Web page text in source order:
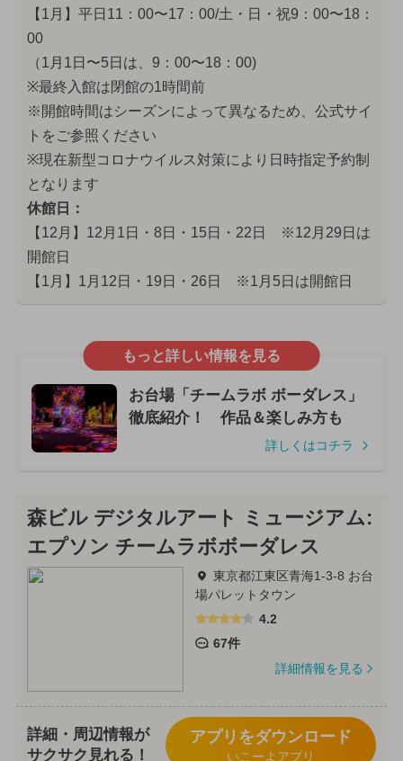
【1月】平日11：00〜17：00/土・日・祝9：00〜18：
00
（1月1日〜5日は、9：00〜18：00)
※最終入館は閉館の1時間前
※開館時間はシーズンによって異なるため、公式サイ
トをご参照ください
※現在新型コロナウイルス対策により日時指定予約制
となります
休館日：
【12月】12月1日・8日・15日・22日 ※12月29日は
開館日
【1月】1月12日・19日・26日 ※1月5日は開館日
もっと詳しい情報を見る
お台場「チームラボ ボーダレス」
徹底紹介！ 作品＆楽しみ方も
詳しくはコチラ
森ビル デジタルアート ミュージアム:
エプソン チームラボボーダレス
東京都江東区青海1-3-8 お台
場パレットタウン
4.2
67件
詳細情報を見る
詳細・周辺情報が
サクサク見れる！
アプリをダウンロード
いこーよアプリ